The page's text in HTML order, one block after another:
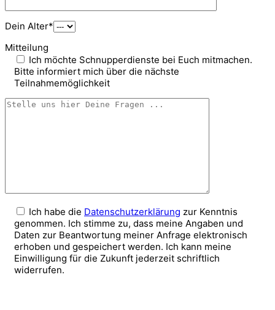
Dein Alter*
Mitteilung
Ich möchte Schnupperdienste bei Euch mitmachen.
Bitte informiert mich über die nächste
Teilnahmemöglichkeit
Ich habe die Datenschutzerklärung zur Kenntnis
genommen. Ich stimme zu, dass meine Angaben und
Daten zur Beantwortung meiner Anfrage elektronisch
erhoben und gespeichert werden. Ich kann meine
Einwilligung für die Zukunft jederzeit schriftlich
widerrufen.